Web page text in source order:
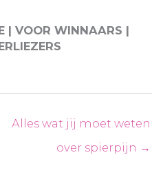
| VOOR WINNAARS |
Alles wat jij moet weten
over spierpijn →